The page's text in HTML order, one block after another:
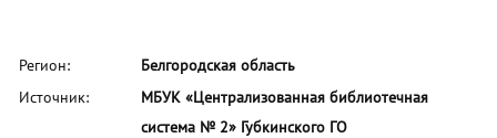
Регион:
Белгородская область
Источник:
МБУК «Централизованная библиотечная
система № 2» Губкинского ГО